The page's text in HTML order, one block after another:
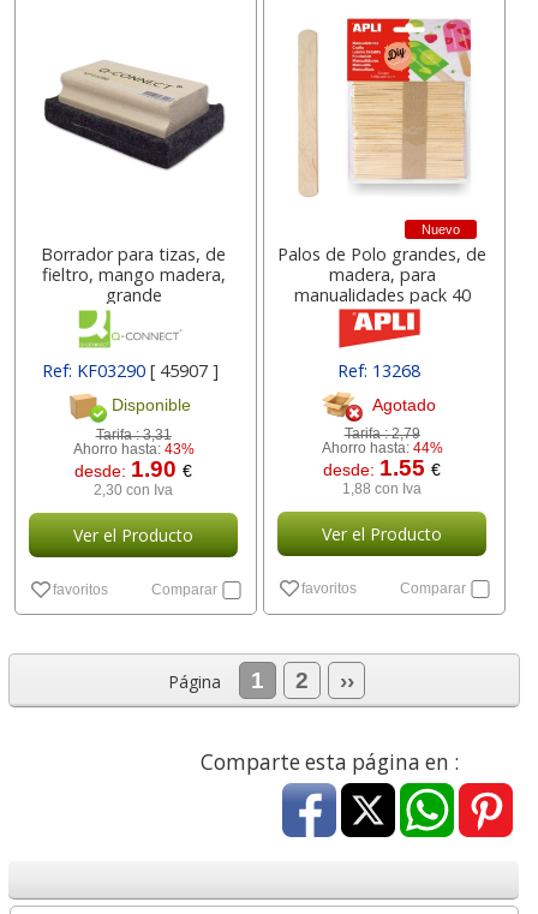
Borrador para tizas, de
fieltro, mango madera,
grande
Ref: KF03290 [ 45907 ]
Disponible
Tarifa :3,31
Ahorro hasta: 43%
desde: 1.90€
2,30 con Iva
Ver el Producto
favoritos Comparar
Nuevo
Palos de Polo grandes, de
madera, para
manualidades pack 40
Ref: 13268
Agotado
Tarifa :2,79
Ahorro hasta: 44%
desde: 1.55€
1,88 con Iva
Ver el Producto
favoritos Comparar
Página 1 2 ››
Comparte esta página en :